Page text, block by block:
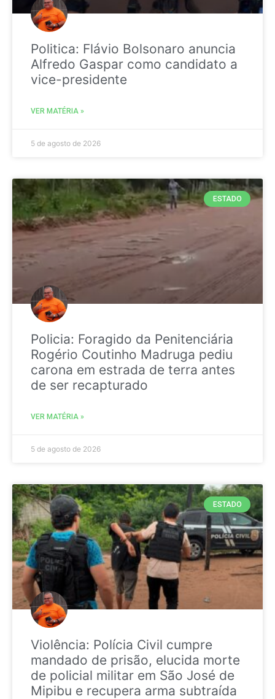
Politica: Flávio Bolsonaro anuncia
Alfredo Gaspar como candidato a
vice-presidente
VER MATÉRIA »
5 de agosto de 2026
ESTADO
Policia: Foragido da Penitenciária
Rogério Coutinho Madruga pediu
carona em estrada de terra antes
de ser recapturado
VER MATÉRIA »
5 de agosto de 2026
ESTADO
Violência: Polícia Civil cumpre
mandado de prisão, elucida morte
de policial militar em São José de
Mipibu e recupera arma subtraída